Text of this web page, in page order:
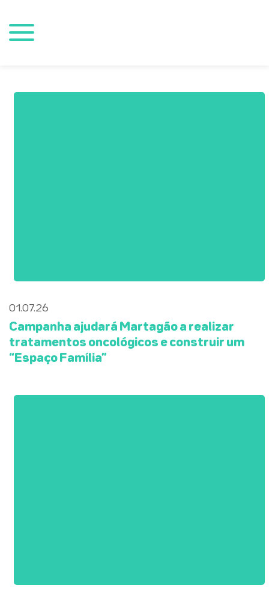
01.07.26
Campanha ajudará Martagão a realizar
tratamentos oncológicos e construir um
“Espaço Família”